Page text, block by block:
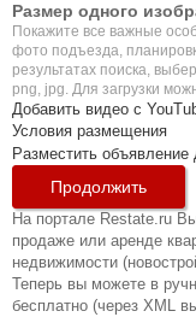
Размер одного
Покажите все важные
фото подъезда,
результатах поиска,
png, jpg. Для загрузки
Добавить видео с
Условия размещения
Разместить объявление
На портале Restate.ru
продаже или аренде
недвижимости
Теперь вы можете в
бесплатно (через XML